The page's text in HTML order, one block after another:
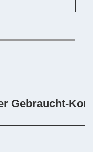
Gebraucht-